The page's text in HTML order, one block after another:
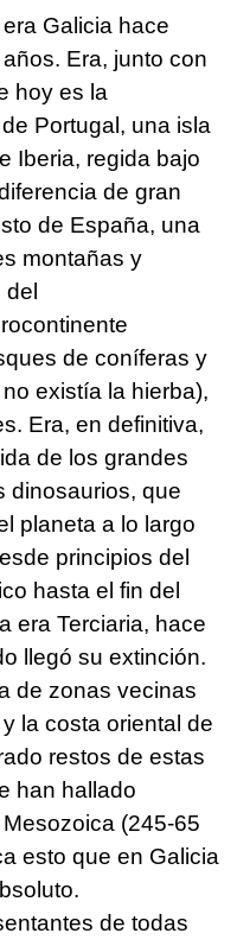
Galicia hace
Era, junto con
hoy es la
Portugal, una isla
Iberia, regida bajo
de gran
de España, una
montañas y
de coníferas y
existía la hierba),
Era, en definitiva,
de los grandes
dinosaurios, que
planeta a lo largo
principios del
hasta el fin del
era Terciaria, hace
llegó su extinción.
de zonas vecinas
la costa oriental de
restos de estas
han hallado
(245-65
esto que en Galicia
de todas